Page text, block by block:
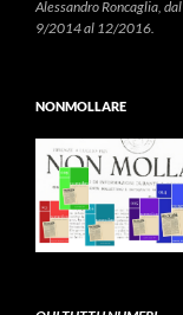
Alessandro Roncaglia, dal
9/2014 al 12/2016.
NONMOLLARE